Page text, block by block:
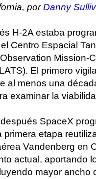
porDanny
H-2A estaba
Centro Espacial
Mission-
El primero
al menos una
examinar la
SpaceX
primera etapa
Vandenberg en
actual, aportando
mayor ancho